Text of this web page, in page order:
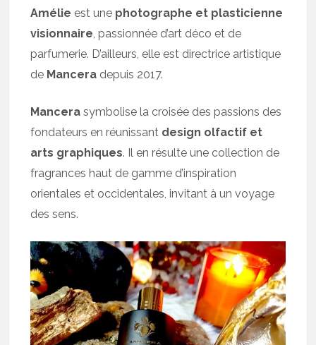
Amélie est une photographe et plasticienne
visionnaire, passionnée d’art déco et de
parfumerie. D’ailleurs, elle est directrice artistique
de Mancera depuis 2017.
Mancera symbolise la croisée des passions des
fondateurs en réunissant design olfactif et
arts graphiques. Il en résulte une collection de
fragrances haut de gamme d’inspiration
orientales et occidentales, invitant à un voyage
des sens.